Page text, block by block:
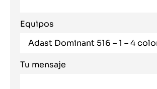
Equipos
Tu mensaje